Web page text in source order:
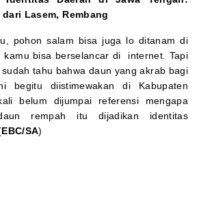
Lasem, Rembang
pohon salam bisa juga lo ditanam di
kamu bisa berselancar di internet. Tapi
tahu bahwa daun yang akrab bagi
begitu diistimewakan di Kabupaten
belum dijumpai referensi mengapa
rempah itu dijadikan identitas
EBC/SA)